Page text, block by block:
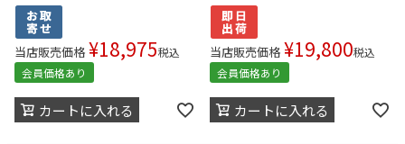
当店販売価格 ¥18,975税込
会員価格あり
カートに入れる
当店販売価格 ¥19,800税込
会員価格あり
カートに入れる